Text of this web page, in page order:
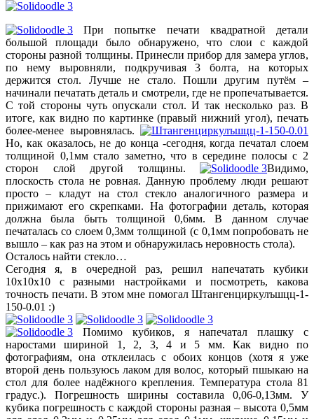
При попытке печати квадратной детали
большой площади было обнаружено, что слои с каждой
стороны разной толщины. Принесли прибор для замера углов,
по нему выровняли, подкручивая 3 болта, на которых
держится стол. Лучше не стало. Пошли другим путём –
начинали печатать деталь и смотрели, где не пропечатывается.
С той стороны чуть опускали стол. И так несколько раз. В
итоге, как видно по картинке (правый нижний угол), печать
более-менее выровнялась.
Но, как оказалось, не до конца -сегодня, когда печатал слоем
толщиной 0,1мм стало заметно, что в середине полосы с 2
сторон слой другой толщины.
Видимо,
плоскость стола не ровная. Данную проблему люди решают
просто – кладут на стол стекло аналогичного размера и
прижимают его скрепками. На фотографии деталь, которая
должна была быть толщиной 0,6мм. В данном случае
печаталась со слоем 0,3мм толщиной (с 0,1мм попробовать не
вышло – как раз на этом и обнаружилась неровность стола).
Осталось найти стекло…
Сегодня я, в очередной раз, решил напечатать кубики
10х10х10 с разными настройками и посмотреть, какова
точность печати. В этом мне помогал Штангенциркулъшцц-1-
150-0.01 :)
Помимо кубиков, я напечатал плашку с
наростами шириной 1, 2, 3, 4 и 5 мм. Как видно по
фотографиям, она отклеилась с обоих концов (хотя я уже
второй день пользуюсь лаком для волос, который пшыкаю на
стол для более надёжного крепления. Температура стола 81
градус.). Погрешность ширины составила 0,06-0,13мм. У
кубика погрешность с каждой стороны разная – высота 0,5мм